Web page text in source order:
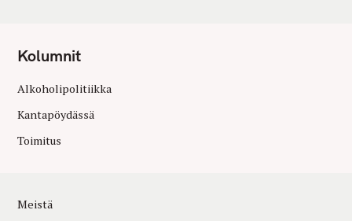
Kolumnit
Alkoholipolitiikka
Kantapöydässä
Toimitus
Meistä